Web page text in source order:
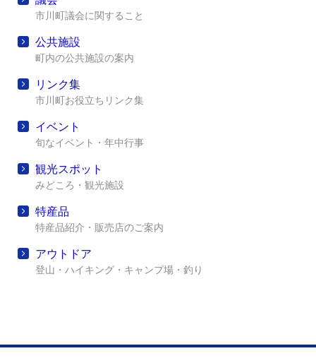
市川町議会に関すること
公共施設
町内の公共施設の案内
リンク集
市川町お役立ちリンク集
イベント
旬なイベント・年中行事
観光スポット
みどころ・観光施設
特産品
特産品紹介・販売店のご案内
アウトドア
登山・ハイキング・キャンプ場・釣り